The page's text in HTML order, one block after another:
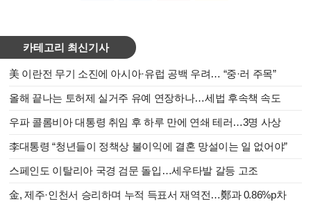
카테고리 최신기사
美 이란전 무기 소진에 아시아·유럽 공백 우려… “중·러 주목”
올해 끝나는 토허제 실거주 유예 연장하나…세법 후속책 속도
우파 콜롬비아 대통령 취임 후 하루 만에 연쇄 테러…3명 사상
李대통령 “청년들이 정책상 불이익에 결혼 망설이는 일 없어야”
스페인도 이탈리아 국경 검문 돌입…세우타발 갈등 고조
金, 제주·인천서 승리하며 누적 득표서 재역전…鄭과 0.86%p차